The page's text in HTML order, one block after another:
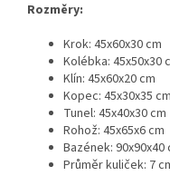
Rozměry:
Krok: 45x60x30 cm
Kolébka: 45x50x30
Klín: 45x60x20 cm
Kopec: 45x30x35 cm
Tunel: 45x40x30 cm
Rohož: 45x65x6 cm
Bazének: 90x90x40
Průměr kuliček: 7